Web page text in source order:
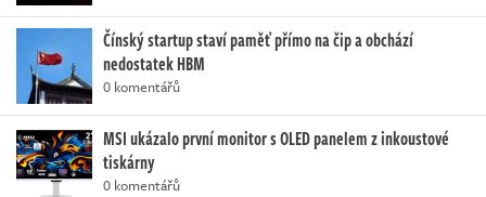
Čínský startup staví paměť přímo na čip a obchází
nedostatek HBM
0 komentářů
MSI ukázalo první monitor s OLED panelem z inkoustové
tiskárny
0 komentářů